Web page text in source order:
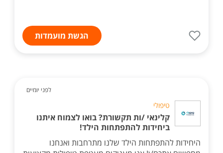
הגשת מועמדות
לפני יומיים
טיפולי
קלינאי /ות תקשורת? בואו לצמוח איתנו
ביחידות להתפתחות הילד!
היחידות להתפתחות הילד שלנו מתרחבות ואנחנו